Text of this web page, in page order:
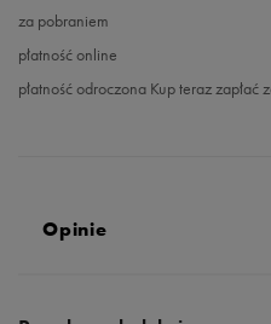
za pobraniem
płatność online
płatność odroczona Kup teraz zapłać
Opinie